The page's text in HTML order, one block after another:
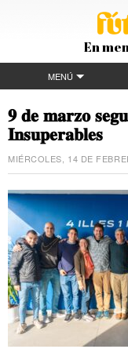
En
MENÚ
𝟗 𝐝𝐞 𝐦𝐚𝐫𝐳𝐨
𝐈𝐧𝐬𝐮𝐩𝐞𝐫𝐚𝐛𝐥𝐞𝐬
MIÉRCOLES, 14 DE